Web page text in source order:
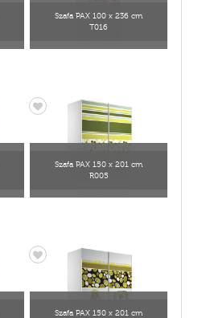
Szafa PAX 100 x 236 cm
T016
Szafa PAX 150 x 201 cm
R005
Szafa PAX 150 x 201 cm